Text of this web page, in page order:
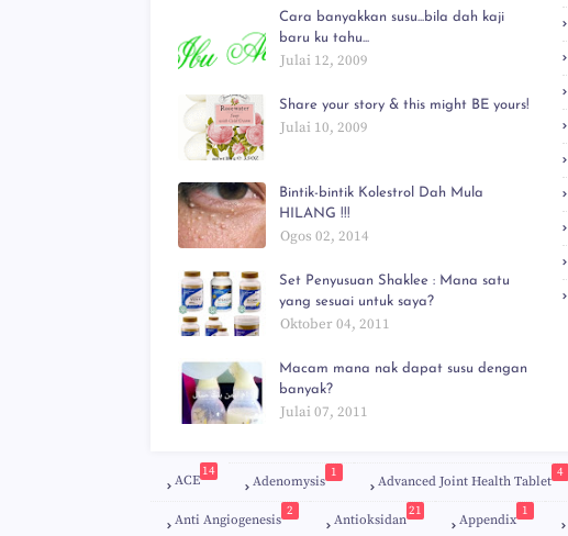
Cara banyakkan susu...bila dah kaji
baru ku tahu...
Julai 12, 2009
Share your story & this might BE yours!
Julai 10, 2009
Bintik-bintik Kolestrol Dah Mula
HILANG !!!
Ogos 02, 2014
Set Penyusuan Shaklee : Mana satu
yang sesuai untuk saya?
Oktober 04, 2011
Macam mana nak dapat susu dengan
banyak?
Julai 07, 2011
ACE
14
Adenomysis
1
Advanced Joint Health Tablet
4
Anti Angiogenesis
2
Antioksidan
21
Appendix
1